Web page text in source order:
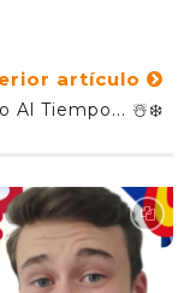
artículo
Al Tiempo... ☃️❄️